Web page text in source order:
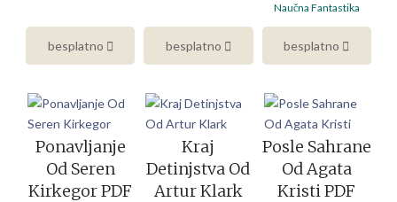
Naučna Fantastika
besplatno
Ponavljanje
Od Seren
Kirkegor PDF
besplatno
Kraj
Detinjstva Od
Artur Klark
besplatno
Posle Sahrane
Od Agata
Kristi PDF